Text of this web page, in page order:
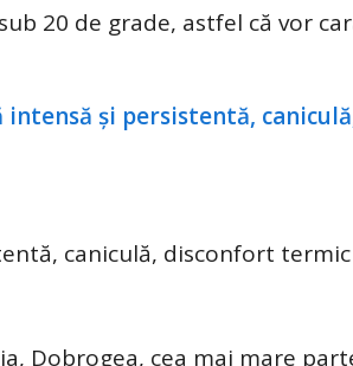
20 de grade, astfel că vor
caniculă, disconfort
Dobrogea, cea mai mare